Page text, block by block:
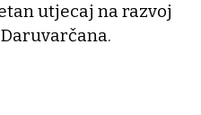
utjecaj na razvoj